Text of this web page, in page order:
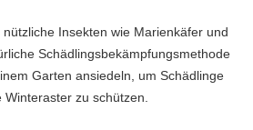
Insekten wie Marienkäfer und
Schädlingsbekämpfungsmethode
Garten ansiedeln, um Schädlinge
zu schützen.